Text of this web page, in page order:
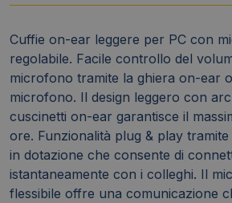
Cuffie on-ear leggere per PC con
regolabile. Facile controllo del
microfono tramite la ghiera on-ear
microfono. Il design leggero con
cuscinetti on-ear garantisce il
ore. Funzionalità plug & play
in dotazione che consente di
istantaneamente con i colleghi. Il
flessibile offre una comunicazione